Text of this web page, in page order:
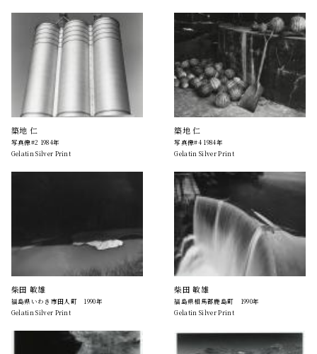
築地 仁
写真像#2 1984年
Gelatin Silver Print
築地 仁
写真像#4 1984年
Gelatin Silver Print
柴田 敏雄
福島県いわき市田人町 1990年
Gelatin Silver Print
柴田 敏雄
福島県相馬郡鹿島町 1990年
Gelatin Silver Print